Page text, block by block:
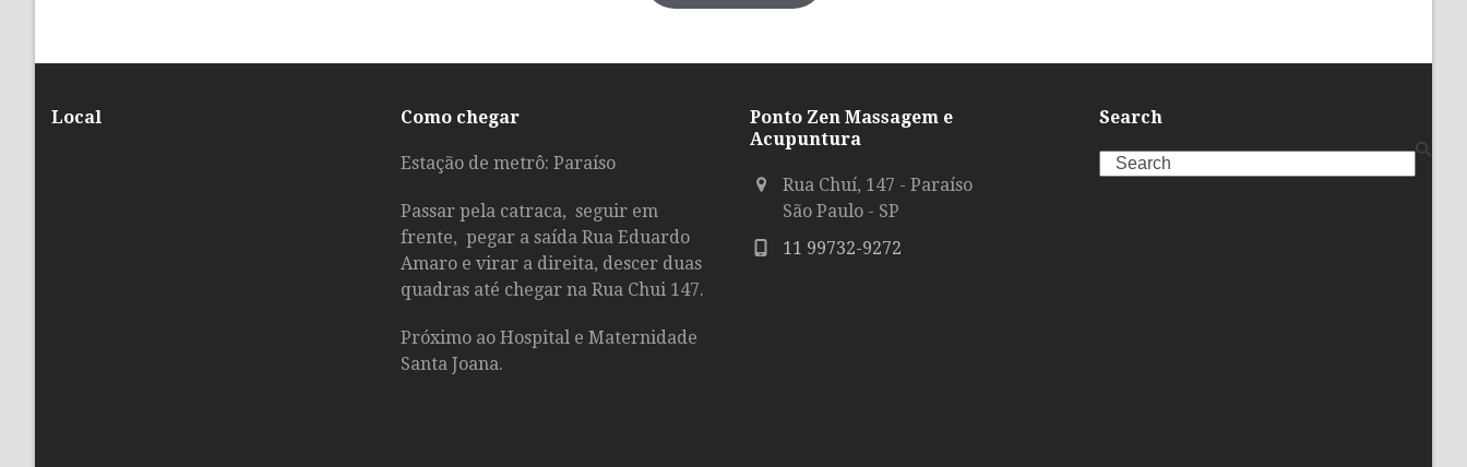
Local Como chegar
Estação de metrô: Paraíso
Passar pela catraca, seguir em
frente, pegar a saída Rua Eduardo
Amaro e virar a direita, descer duas
quadras até chegar na Rua Chui 147.
Próximo ao Hospital e Maternidade
Santa Joana.
Ponto Zen Massagem e
Acupuntura
Rua Chuí, 147 - Paraíso
São Paulo - SP
11 99732-9272
Search